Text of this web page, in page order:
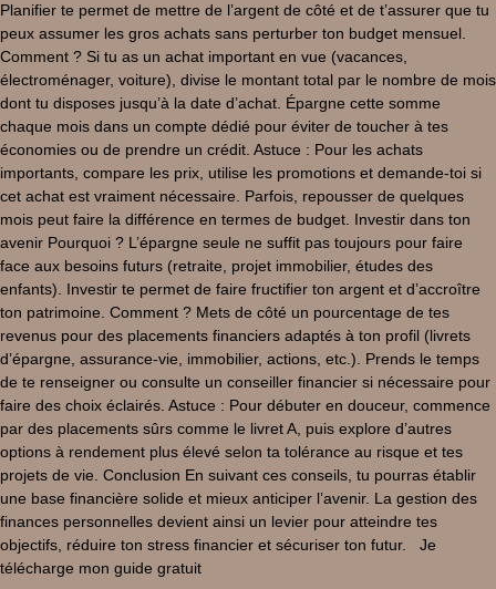
Planifier te permet de mettre de l’argent de côté et de t’assurer que tu
peux assumer les gros achats sans perturber ton budget mensuel.
Comment ? Si tu as un achat important en vue (vacances,
électroménager, voiture), divise le montant total par le nombre de mois
dont tu disposes jusqu’à la date d’achat. Épargne cette somme
chaque mois dans un compte dédié pour éviter de toucher à tes
économies ou de prendre un crédit. Astuce : Pour les achats
importants, compare les prix, utilise les promotions et demande-toi si
cet achat est vraiment nécessaire. Parfois, repousser de quelques
mois peut faire la différence en termes de budget. Investir dans ton
avenir Pourquoi ? L’épargne seule ne suffit pas toujours pour faire
face aux besoins futurs (retraite, projet immobilier, études des
enfants). Investir te permet de faire fructifier ton argent et d’accroître
ton patrimoine. Comment ? Mets de côté un pourcentage de tes
revenus pour des placements financiers adaptés à ton profil (livrets
d’épargne, assurance-vie, immobilier, actions, etc.). Prends le temps
de te renseigner ou consulte un conseiller financier si nécessaire pour
faire des choix éclairés. Astuce : Pour débuter en douceur, commence
par des placements sûrs comme le livret A, puis explore d’autres
options à rendement plus élevé selon ta tolérance au risque et tes
projets de vie. Conclusion En suivant ces conseils, tu pourras établir
une base financière solide et mieux anticiper l’avenir. La gestion des
finances personnelles devient ainsi un levier pour atteindre tes
objectifs, réduire ton stress financier et sécuriser ton futur. Je
télécharge mon guide gratuit